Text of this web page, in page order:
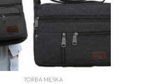
TORBA MĘSKA